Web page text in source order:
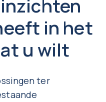
in het
u wilt
ter